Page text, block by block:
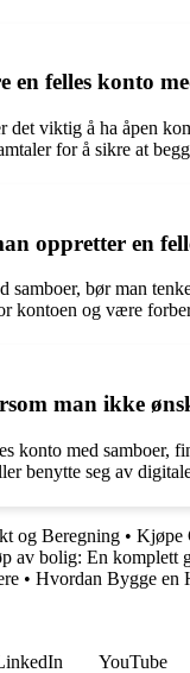
en felles konto
viktig å ha åpen
for å sikre at
oppretter en
samboer, bør man
kontoen og være
man ikke
konto med samboer,
benytte seg av
og Beregning • Kjøpe
av bolig: En komplett
• Hvordan Bygge en
YouTube